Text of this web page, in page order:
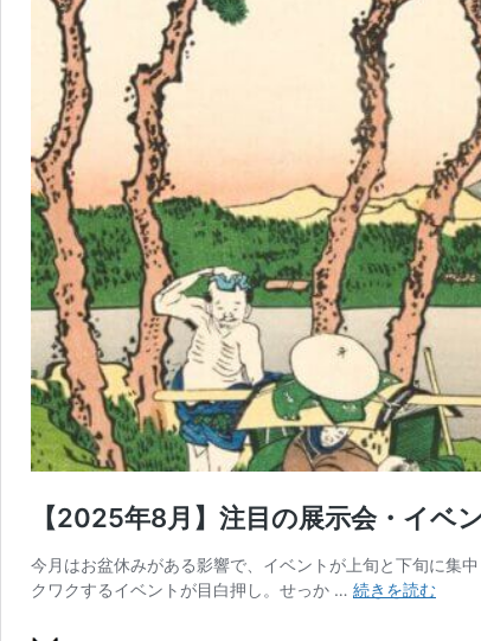
【2025年8月】注目の展示会・イベ
今月はお盆休みがある影響で、イベントが上旬と下旬に集
クワクするイベントが目白押し。せっか … 続きを読む【2025